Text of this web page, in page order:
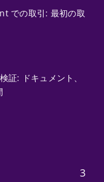
での取引: 最初の取
証: ドキュメント、
3